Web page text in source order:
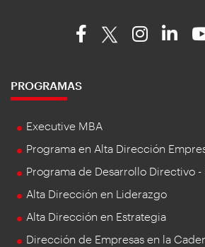
PROGRAMAS
Executive MBA
Programa en Alta Dirección
Programa de Desarrollo Directivo -
Alta Dirección en Liderazgo
Alta Dirección en Estrategia
Dirección de Empresas en la